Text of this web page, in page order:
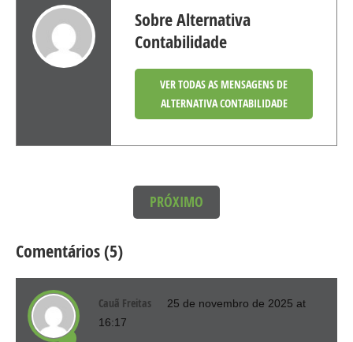
Sobre Alternativa
Contabilidade
VER TODAS AS MENSAGENS DE
ALTERNATIVA CONTABILIDADE
PRÓXIMO
Comentários (5)
Cauã Freitas
25 de novembro de 2025 at
16:17